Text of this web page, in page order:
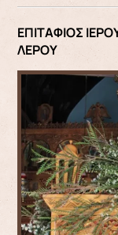
ΕΠΙΤΑΦΙΟΣ
ΛΕΡΟΥ